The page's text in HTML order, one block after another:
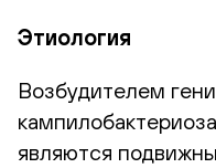
Этиология
Возбудителем
являются